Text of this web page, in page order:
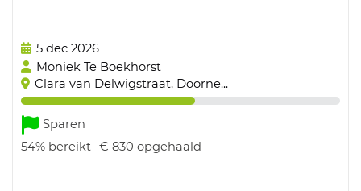
5 dec 2026
Moniek Te Boekhorst
Clara van Delwigstraat, Doorne...
Sparen
54% bereikt € 830 opgehaald